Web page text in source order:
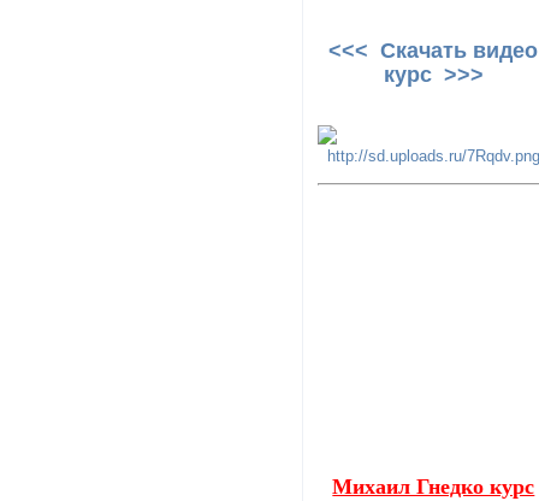
<<< Скачать видео
курс >>>
Михаил Гнедко курс